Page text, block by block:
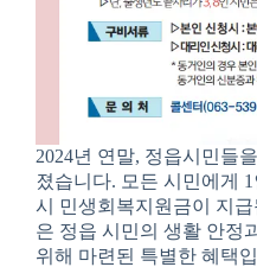
2024년 연말, 정읍시민들
졌습니다. 모든 시민에게
시 민생회복지원금이 지
은 정읍 시민의 생활 안정
위해 마련된 특별한 혜택